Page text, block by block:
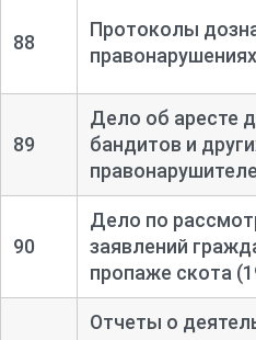
88
Протоколы
89
Дело об аресте
бандитов и
90
Дело по
заявлений
пропаже скота
Отчеты о